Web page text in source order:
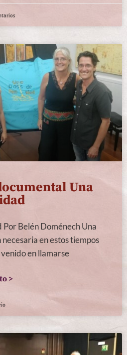
Una
Belén Doménech Una
en estos tiempos
venido en llamarse
>